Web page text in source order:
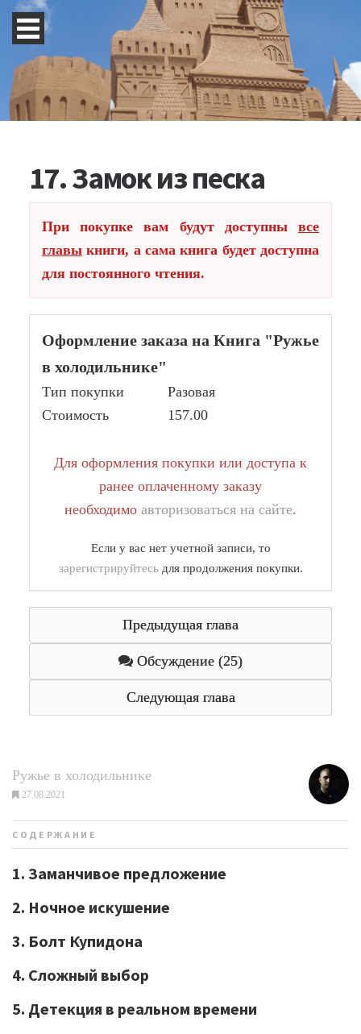
17. Замок из песка
При покупке вам будут доступнывсе
главыкниги, а сама книга будет доступна
для постоянного чтения.
Оформление заказа на Книга "Ружье
в холодильнике"
Тип покупки
Разовая
Стоимость
157.00
Для оформления покупки или доступа к
ранее оплаченному заказу
необходимо авторизоваться на сайте.
Если у вас нет учетной записи, то
зарегистрируйтесьдля продолжения покупки.
Предыдущая глава
Обсуждение (25)
Следующая глава
Ружье в холодильнике
27.08.2021
СОДЕРЖАНИЕ
1. Заманчивое предложение
2. Ночное искушение
3. Болт Купидона
4. Сложный выбор
5. Детекция в реальном времени